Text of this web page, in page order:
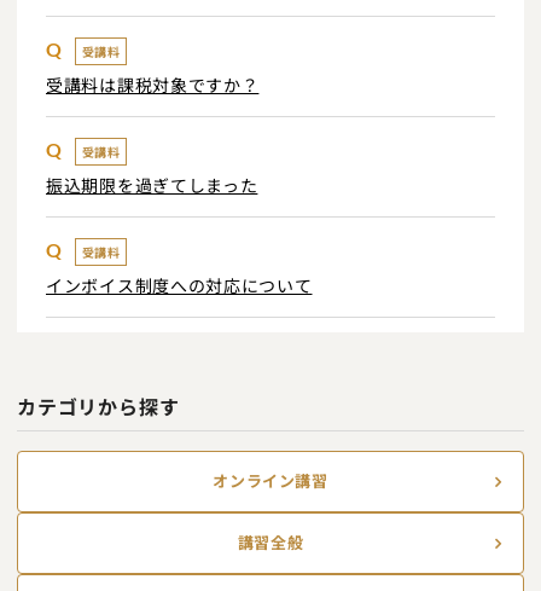
Q 受講料
受講料は課税対象ですか？
Q 受講料
振込期限を過ぎてしまった
Q 受講料
インボイス制度への対応について
カテゴリから探す
オンライン講習
講習全般